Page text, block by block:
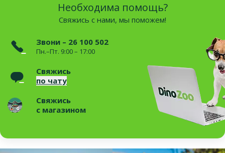
Необходима помощь?
Свяжись с нами, мы поможем!
Звони – 26 100 502
Пн.–Пт. 9:00 – 17:00
Свяжись
по чату
Свяжись
с магазином